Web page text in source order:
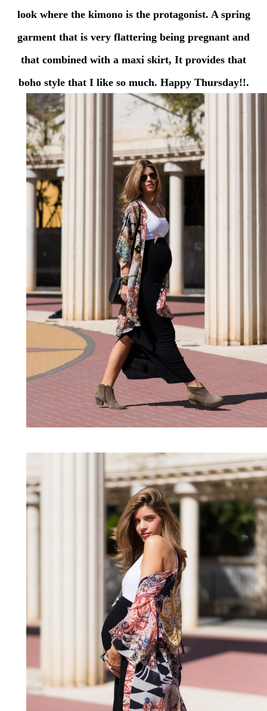
look where the kimono is the protagonist. A spring
garment that is very flattering being pregnant and
that combined with a maxi skirt, It provides that
boho style that I like so much. Happy Thursday!!.